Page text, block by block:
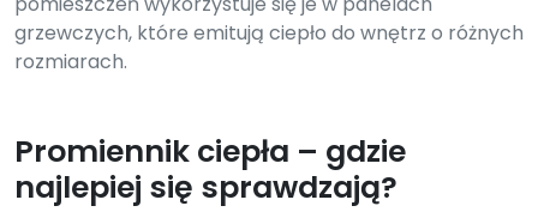
grzewczych, które emitują ciepło do wnętrz o różnych
rozmiarach.
Promiennik ciepła – gdzie
najlepiej się sprawdzają?